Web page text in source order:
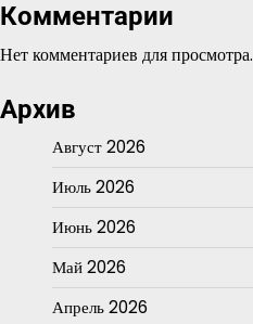
Комментарии
Нет комментариев для просмотра.
Архив
Август 2026
Июль 2026
Июнь 2026
Май 2026
Апрель 2026